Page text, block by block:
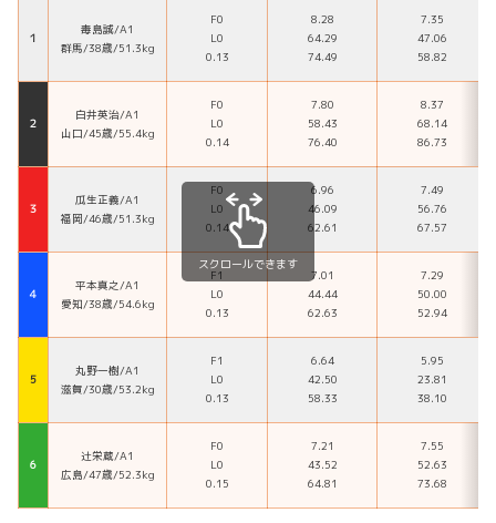
１
毒島誠/A1
群馬/38歳/51.3kg
F0
L0
0.13
8.28
64.29
74.49
7.35
47.06
58.82
２
白井英治/A1
山口/45歳/55.4kg
F0
L0
0.14
7.80
58.43
76.40
8.37
68.14
86.73
３
瓜生正義/A1
福岡/46歳/51.3kg
F0
L0
0.14
6.96
46.09
62.61
7.49
56.76
67.57
４
平本真之/A1
愛知/38歳/54.6kg
F1
L0
0.13
7.01
44.44
62.63
7.29
50.00
52.94
５
丸野一樹/A1
滋賀/30歳/53.2kg
F1
L0
0.13
6.64
42.50
58.33
5.95
23.81
38.10
６
辻栄蔵/A1
広島/47歳/52.3kg
F0
L0
0.15
7.21
43.52
64.81
7.55
52.63
73.68
スクロールできます